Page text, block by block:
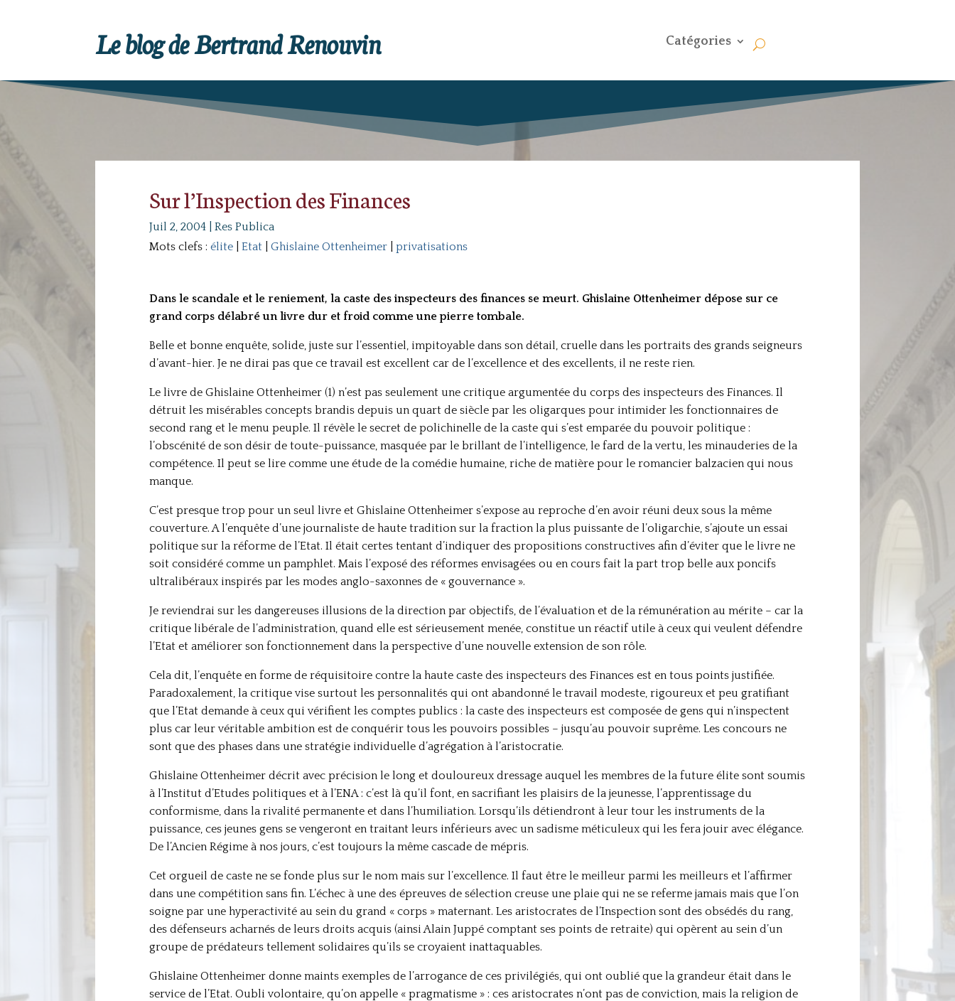
Le blog de Bertrand Renouvin Catégories
Sur l’Inspection des Finances
Juil 2, 2004| Res Publica
Mots clefs : élite| Etat| Ghislaine Ottenheimer| privatisations
Dans le scandale et le reniement, la caste des inspecteurs des finances se meurt. Ghislaine Ottenheimer dépose sur ce
grand corps délabré un livre dur et froid comme une pierre tombale.
Belle et bonne enquête, solide, juste sur l’essentiel, impitoyable dans son détail, cruelle dans les portraits des grands seigneurs
d’avant-hier. Je ne dirai pas que ce travail est excellent car de l’excellence et des excellents, il ne reste rien.
Le livre de Ghislaine Ottenheimer (1) n’est pas seulement une critique argumentée du corps des inspecteurs des Finances. Il
détruit les misérables concepts brandis depuis un quart de siècle par les oligarques pour intimider les fonctionnaires de
second rang et le menu peuple. Il révèle le secret de polichinelle de la caste qui s’est emparée du pouvoir politique :
l’obscénité de son désir de toute-puissance, masquée par le brillant de l’intelligence, le fard de la vertu, les minauderies de la
compétence. Il peut se lire comme une étude de la comédie humaine, riche de matière pour le romancier balzacien qui nous
manque.
C’est presque trop pour un seul livre et Ghislaine Ottenheimer s’expose au reproche d’en avoir réuni deux sous la même
couverture. A l’enquête d’une journaliste de haute tradition sur la fraction la plus puissante de l’oligarchie, s’ajoute un essai
politique sur la réforme de l’Etat. Il était certes tentant d’indiquer des propositions constructives afin d’éviter que le livre ne
soit considéré comme un pamphlet. Mais l’exposé des réformes envisagées ou en cours fait la part trop belle aux poncifs
ultralibéraux inspirés par les modes anglo-saxonnes de « gouvernance ».
Je reviendrai sur les dangereuses illusions de la direction par objectifs, de l’évaluation et de la rémunération au mérite – car la
critique libérale de l’administration, quand elle est sérieusement menée, constitue un réactif utile à ceux qui veulent défendre
l’Etat et améliorer son fonctionnement dans la perspective d’une nouvelle extension de son rôle.
Cela dit, l’enquête en forme de réquisitoire contre la haute caste des inspecteurs des Finances est en tous points justifiée.
Paradoxalement, la critique vise surtout les personnalités qui ont abandonné le travail modeste, rigoureux et peu gratifiant
que l’Etat demande à ceux qui vérifient les comptes publics : la caste des inspecteurs est composée de gens qui n’inspectent
plus car leur véritable ambition est de conquérir tous les pouvoirs possibles – jusqu’au pouvoir suprême. Les concours ne
sont que des phases dans une stratégie individuelle d’agrégation à l’aristocratie.
Ghislaine Ottenheimer décrit avec précision le long et douloureux dressage auquel les membres de la future élite sont soumis
à l’Institut d’Etudes politiques et à l’ENA : c’est là qu’il font, en sacrifiant les plaisirs de la jeunesse, l’apprentissage du
conformisme, dans la rivalité permanente et dans l’humiliation. Lorsqu’ils détiendront à leur tour les instruments de la
puissance, ces jeunes gens se vengeront en traitant leurs inférieurs avec un sadisme méticuleux qui les fera jouir avec élégance.
De l’Ancien Régime à nos jours, c’est toujours la même cascade de mépris.
Cet orgueil de caste ne se fonde plus sur le nom mais sur l’excellence. Il faut être le meilleur parmi les meilleurs et l’affirmer
dans une compétition sans fin. L’échec à une des épreuves de sélection creuse une plaie qui ne se referme jamais mais que l’on
soigne par une hyperactivité au sein du grand « corps » maternant. Les aristocrates de l’Inspection sont des obsédés du rang,
des défenseurs acharnés de leurs droits acquis (ainsi Alain Juppé comptant ses points de retraite) qui opèrent au sein d’un
groupe de prédateurs tellement solidaires qu’ils se croyaient inattaquables.
Ghislaine Ottenheimer donne maints exemples de l’arrogance de ces privilégiés, qui ont oublié que la grandeur était dans le
service de l’Etat. Oubli volontaire, qu’on appelle « pragmatisme » : ces aristocrates n’ont pas de conviction, mais la religion de